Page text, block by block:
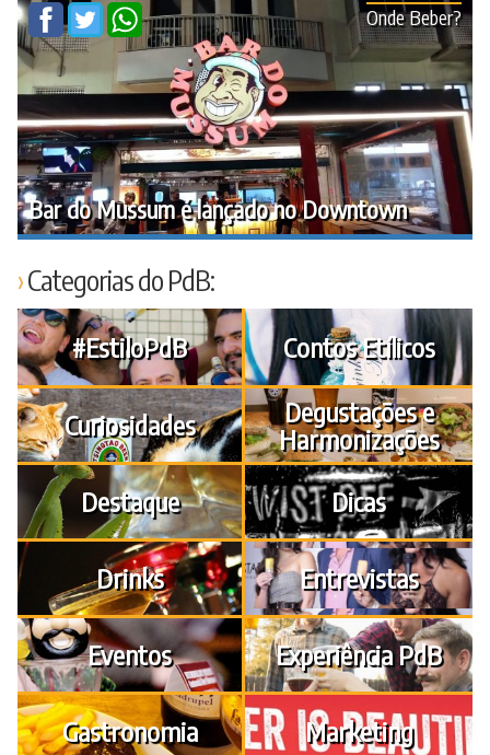
Bar do Mussum é lançado no Downtown
Onde Beber?
Categorias do PdB:
#EstiloPdB Contos Etílicos
Curiosidades
Degustações e
Harmonizações
Destaque
Dicas
Drinks Entrevistas
Eventos Experiência PdB
Gastronomia Marketing